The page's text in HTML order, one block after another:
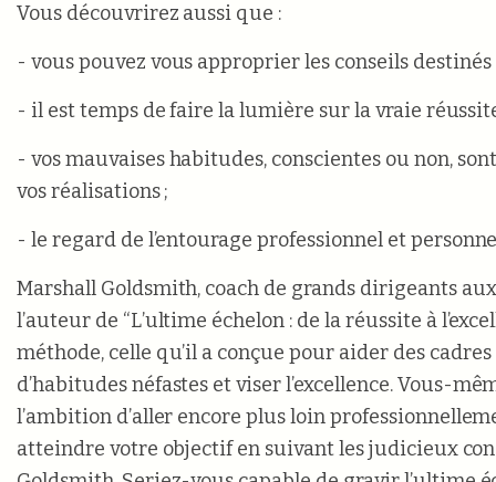
Vous découvrirez aussi que :
- vous pouvez vous approprier les conseils
- il est temps de faire la lumière sur la vraie
- vos mauvaises habitudes, conscientes ou non,
vos réalisations ;
- le regard de l’entourage professionnel et
Marshall Goldsmith, coach de grands dirigeants
l’auteur de “L’ultime échelon : de la réussite à
méthode, celle qu’il a conçue pour aider des
d’habitudes néfastes et viser l’excellence. Vous-
l’ambition d’aller encore plus loin
atteindre votre objectif en suivant les judicieux